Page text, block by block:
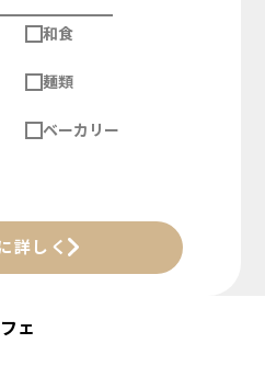
和食
麺類
ベーカリー
詳しく
ェ